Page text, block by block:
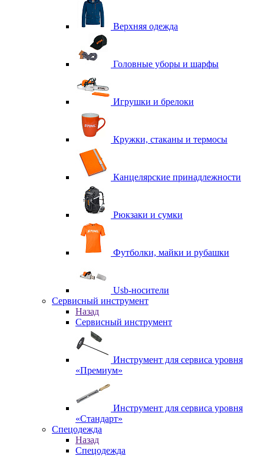
Верхняя одежда
Головные уборы и шарфы
Игрушки и брелоки
Кружки, стаканы и термосы
Канцелярские принадлежности
Рюкзаки и сумки
Футболки, майки и рубашки
Usb-носители
Сервисный инструмент
Назад
Сервисный инструмент
Инструмент для сервиса уровня
«Премиум»
Инструмент для сервиса уровня
«Стандарт»
Спецодежда
Назад
Спецодежда